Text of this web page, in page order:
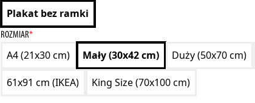
Plakat bez ramki
*
ROZMIAR
A4 (21x30 cm) Mały (30x42 cm) Duży (50x70 cm)
61x91 cm (IKEA) King Size (70x100 cm)